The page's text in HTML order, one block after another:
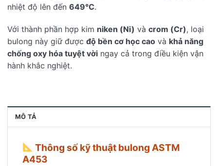
nhiệt độ lên đến 649°C.
Với thành phần hợp kim niken (Ni) và crom (Cr), loại
bulong này giữ được độ bền cơ học cao và khả năng
chống oxy hóa tuyệt vời ngay cả trong điều kiện vận
hành khắc nghiệt.
MÔ TẢ
Thông số kỹ thuật bulong ASTM
A453